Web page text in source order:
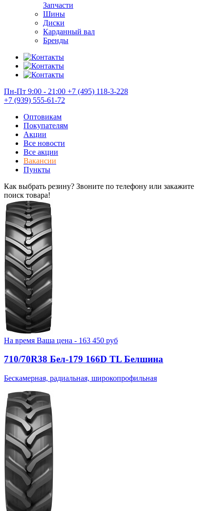
Запчасти
Шины
Диски
Карданный вал
Бренды
Пн-Пт 9:00 - 21:00 +7 (495) 118-3-228
+7 (939) 555-61-72
Оптовикам
Покупателям
Акции
Все новости
Все акции
Вакансии
Пункты
Как выбрать резину? Звоните по телефону или закажите
поиск товара!
На время Ваша цена - 163 450 руб
710/70R38 Бел-179 166D TL Белшина
Бескамерная, радиальная, широкопрофильная